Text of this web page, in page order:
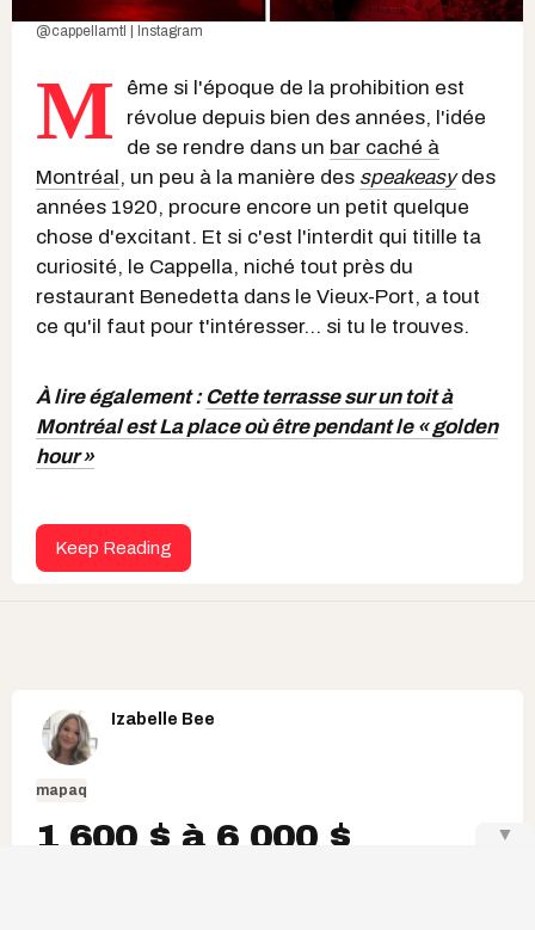
@cappellamtl | Instagram
M
ême si l'époque de la prohibition est
révolue depuis bien des années, l'idée
de se rendre dans un bar caché à
Montréal, un peu à la manière des speakeasydes
années 1920, procure encore un petit quelque
chose d'excitant. Et si c'est l'interdit qui titille ta
curiosité, le Cappella, niché tout près du
restaurant Benedetta dans le Vieux-Port, a tout
ce qu'il faut pour t'intéresser... si tu le trouves.
À lire également : Cette terrasse sur un toit à
Montréal est La place où être pendant le « golden
hour »
Keep Reading
Izabelle Bee
mapaq
1 600 $ à 6 000 $
▼